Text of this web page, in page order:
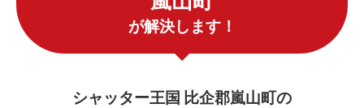
が解決します！
シャッター王国 比企郡嵐山町の